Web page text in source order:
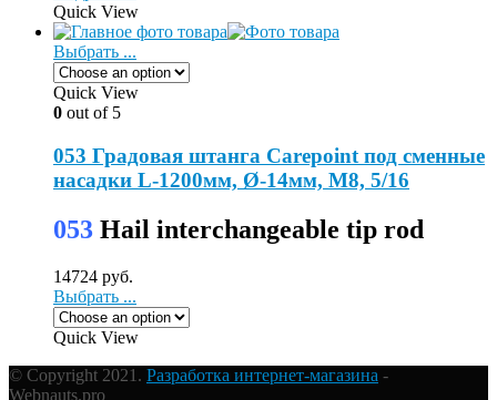
Quick View
Выбрать ...
Quick View
0 out of 5
053 Градовая штанга Carepoint под сменные
насадки L-1200мм, Ø-14мм, М8, 5/16
053 Hail interchangeable tip rod
14724 руб.
Выбрать ...
Quick View
© Copyright 2021. Разработка интернет-магазина -
Webnauts.pro